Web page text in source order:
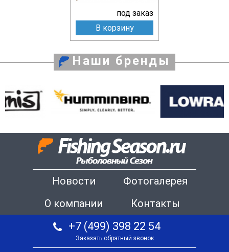
под заказ
В корзину
Наши бренды
Новости
Фотогалерея
О компании
Контакты
+7 (499) 398 22 54
Заказать обратный звонок